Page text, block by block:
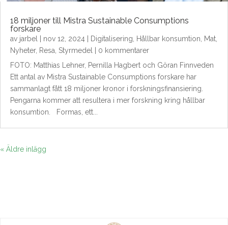
18 miljoner till Mistra Sustainable Consumptions
forskare
av jarbel | nov 12, 2024 | Digitalisering Hållbar konsumtion Mat
Nyheter, Resa Styrmedel | 0 kommentarer
FOTO: Matthias Lehner, Pernilla Hagbert och Göran Finnveden
Ett antal av Mistra Sustainable Consumptions forskare har
sammanlagt fått 18 miljoner kronor i forskningsfinansiering.
Pengarna kommer att resultera i mer forskning kring hållbar
konsumtion. Formas, ett...
« Äldre inlägg